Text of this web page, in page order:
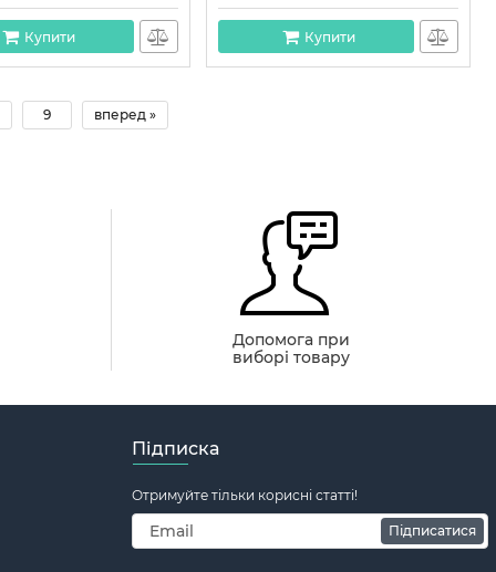
Купити Купити
9 вперед »
Допомога при
виборі товару
Підписка
Отримуйте тільки корисні статті!
Підписатися